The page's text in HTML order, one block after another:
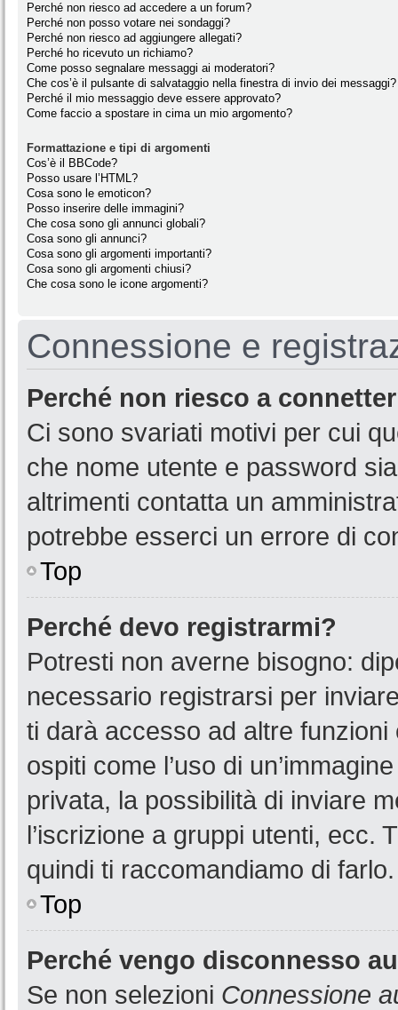
Perché non riesco ad accedere a un forum?
Perché non posso votare nei sondaggi?
Perché non riesco ad aggiungere allegati?
Perché ho ricevuto un richiamo?
Come posso segnalare messaggi ai moderatori?
Che cos’è il pulsante di salvataggio nella finestra di invio dei messaggi?
Perché il mio messaggio deve essere approvato?
Come faccio a spostare in cima un mio argomento?
Formattazione e tipi di argomenti
Cos’è il BBCode?
Posso usare l’HTML?
Cosa sono le emoticon?
Posso inserire delle immagini?
Che cosa sono gli annunci globali?
Cosa sono gli annunci?
Cosa sono gli argomenti importanti?
Cosa sono gli argomenti chiusi?
Che cosa sono le icone argomenti?
Connessione e
Perché non riesco a
Ci sono svariati motivi per cui
che nome utente e password
altrimenti contatta un
potrebbe esserci un errore di
Top
Perché devo registrarmi?
Potresti non averne bisogno:
necessario registrarsi per
ti darà accesso ad altre
ospiti come l’uso di
privata, la possibilità di inviare
l’iscrizione a gruppi utenti, ecc.
quindi ti raccomandiamo di farlo.
Top
Perché vengo disconnesso
Se non selezioni Connessione